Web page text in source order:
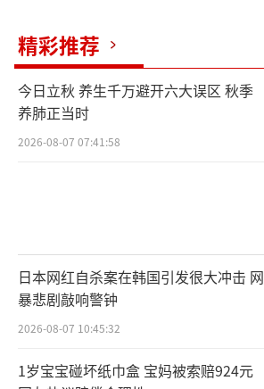
精彩推荐
今日立秋 养生千万避开六大误区 秋季
养肺正当时
2026-08-07 07:41:58
日本网红自杀案在韩国引发很大冲击 网
暴悲剧敲响警钟
2026-08-07 10:45:32
1岁宝宝碰坏纸巾盒 宝妈被索赔924元